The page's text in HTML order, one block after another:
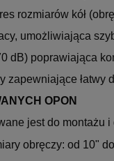
rozmiarów kół
umożliwiająca
dB) poprawiająca
zapewniające łatwy
OPON
jest do montażu
obręczy: od 10"